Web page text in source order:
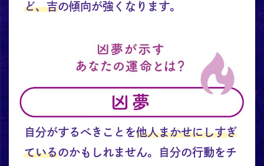
ど、吉の傾向が強くなります。
自分がするべきことを他人まかせにしすぎ
ているのかもしれません。自分の行動をチ